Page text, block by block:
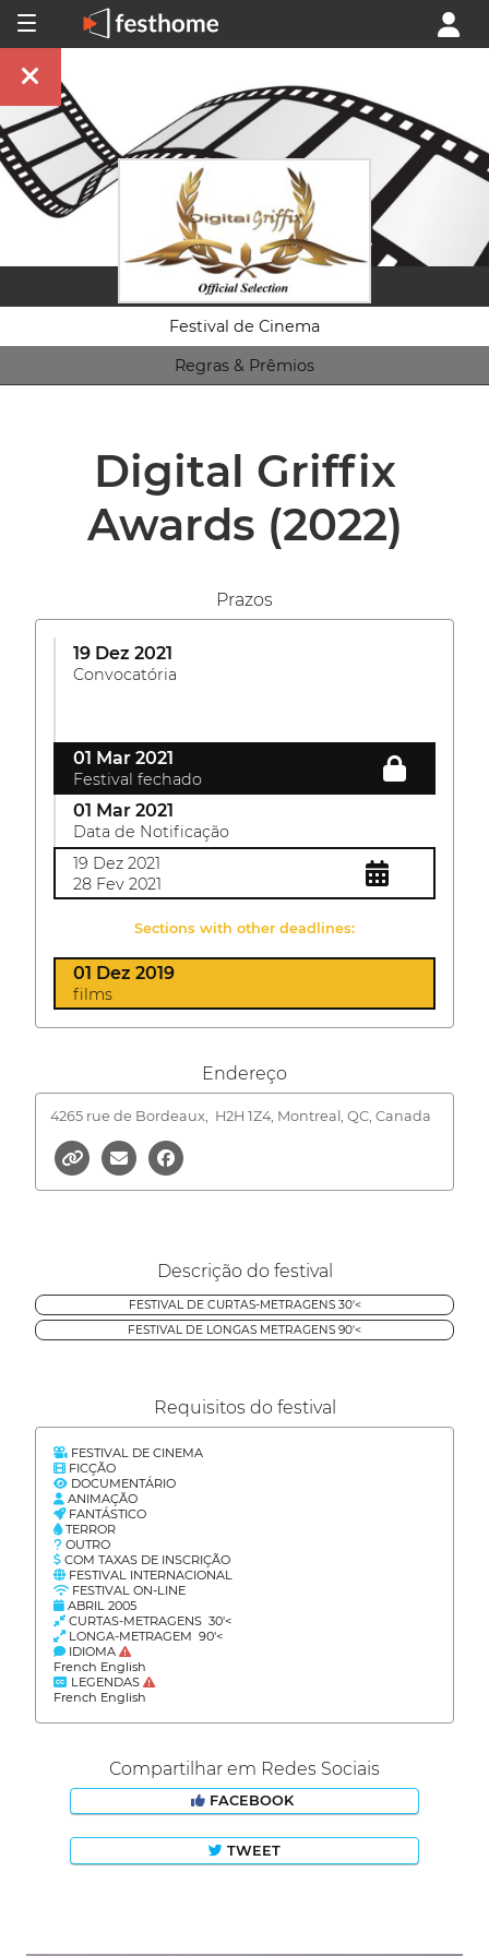
Festival de Cinema
Regras & Prêmios
Digital Griffix
Awards (2022)
Prazos
19 Dez 2021
Convocatória
01 Mar 2021
Festival fechado
01 Mar 2021
Data de Notificação
19 Dez 2021
28 Fev 2021
Sections with other deadlines:
01 Dez 2019
films
Endereço
4265 rue de Bordeaux, H2H 1Z4, Montreal, QC, Canada
Descrição do festival
FESTIVAL DE CURTAS-METRAGENS 30'<
FESTIVAL DE LONGAS METRAGENS 90'<
Requisitos do festival
FESTIVAL DE CINEMA
FICÇÃO
DOCUMENTÁRIO
ANIMAÇÃO
FANTÁSTICO
TERROR
OUTRO
COM TAXAS DE INSCRIÇÃO
FESTIVAL INTERNACIONAL
FESTIVAL ON-LINE
ABRIL 2005
CURTAS-METRAGENS 30'<
LONGA-METRAGEM 90'<
IDIOMA
French English
LEGENDAS
French English
Compartilhar em Redes Sociais
FACEBOOK
TWEET